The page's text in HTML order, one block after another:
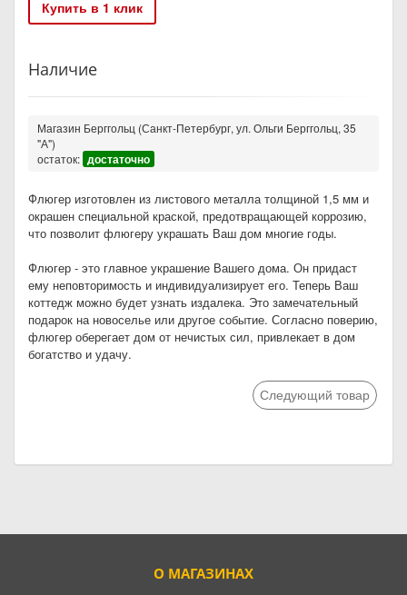
Купить в 1 клик
Наличие
Магазин Берггольц (Санкт-Петербург, ул. Ольги Берггольц, 35
"А")
остаток: достаточно
Флюгер изготовлен из листового металла толщиной 1,5 мм и
окрашен специальной краской, предотвращающей коррозию,
что позволит флюгеру украшать Ваш дом многие годы.
Флюгер - это главное украшение Вашего дома. Он придаст
ему неповторимость и индивидуализирует его. Теперь Ваш
коттедж можно будет узнать издалека. Это замечательный
подарок на новоселье или другое событие. Согласно поверию,
флюгер оберегает дом от нечистых сил, привлекает в дом
богатство и удачу.
Следующий товар
О МАГАЗИНАХ